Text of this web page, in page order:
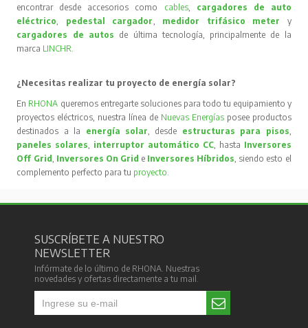
encontrar desde accesorios como cables, cargadores de auto
eléctrico
pedestal cargador medidor trifásico meter
y
cargadores de autos de última tecnología, principalmente de la
marca LINCHR
¿Necesitas realizar tu proyecto de energía solar?
En RHONA queremos entregarte soluciones para todo tu equipamiento y
proyectos eléctricos, nuestra línea de Nuevas Energíasposee productos
destinados a la energía solar , desde estructuras para pisos
paneles solares
interruptor automático CC, hasta Inversores
Off Grid Inversores On Grid e Inversores Híbridos , siendo esto el
complemento perfecto para tu proyecto
SUSCRÍBETE A NUESTRO
NEWSLETTER
Infórmate de lo último de RHONA. Nuestras
novedades y ofertas directamente a tu mail.